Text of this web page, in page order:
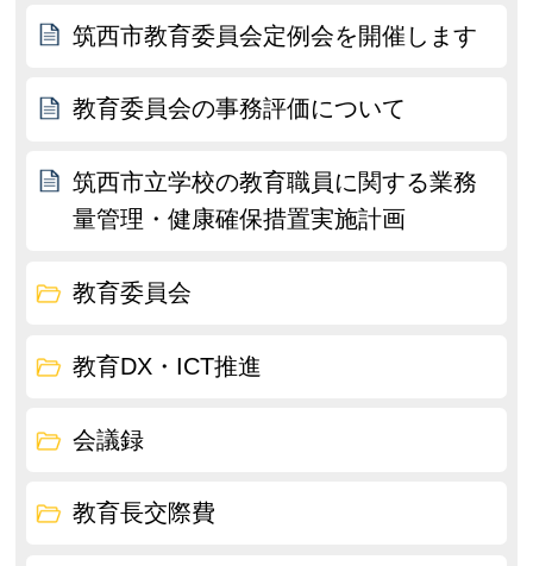
筑西市教育委員会定例会を開催します
教育委員会の事務評価について
筑西市立学校の教育職員に関する業務
量管理・健康確保措置実施計画
教育委員会
教育DX・ICT推進
会議録
教育長交際費